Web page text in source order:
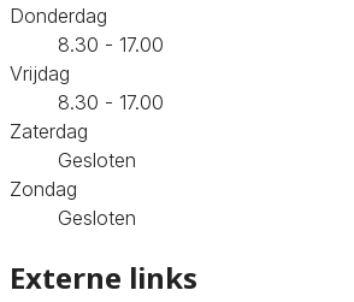
Donderdag
8.30 - 17.00
Vrijdag
8.30 - 17.00
Zaterdag
Gesloten
Zondag
Gesloten
Externe links